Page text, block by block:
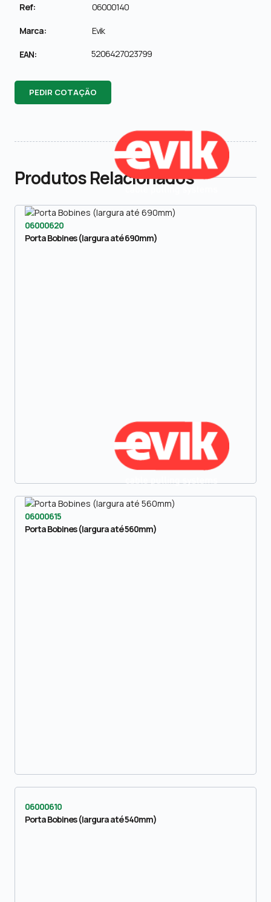
Ref: 06000140
Marca: Evik
EAN: 5206427023799
PEDIR COTAÇÃO
Produtos Relacionados
06000620
Porta Bobines (largura até 690mm)
06000615
Porta Bobines (largura até 560mm)
06000610
Porta Bobines (largura até 540mm)